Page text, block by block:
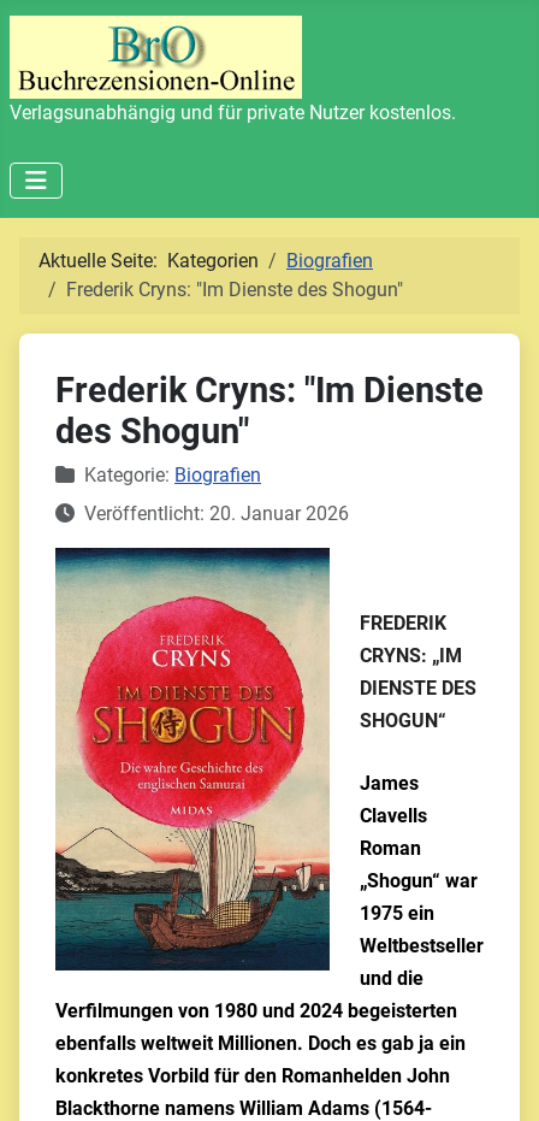
Verlagsunabhängig und für private Nutzer kostenlos.
Aktuelle Seite: Kategorien
Biografien
Frederik Cryns: "Im Dienste des Shogun"
Frederik Cryns: "Im Dienste
des Shogun"
DetailsKategorie: Biografien
Veröffentlicht: 20. Januar 2026
FREDERIK
CRYNS: „IM
DIENSTE DES
SHOGUN“
James
Clavells
Roman
„Shogun“ war
1975 ein
Weltbestseller
und die
Verfilmungen von 1980 und 2024 begeisterten
ebenfalls weltweit Millionen. Doch es gab ja ein
konkretes Vorbild für den Romanhelden John
Blackthorne namens William Adams (1564-